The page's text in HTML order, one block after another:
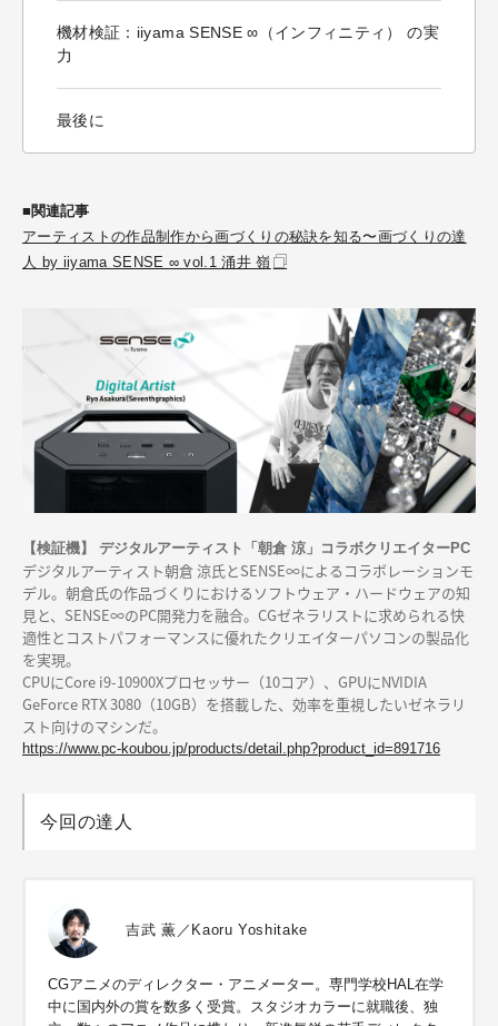
機材検証：iiyama SENSE ∞（インフィニティ） の実
力
最後に
■関連記事
アーティストの作品制作から画づくりの秘訣を知る〜画づくりの達
人 by iiyama SENSE ∞ vol.1 涌井 嶺
【検証機】 デジタルアーティスト「朝倉 涼」コラボクリエイターPC
デジタルアーティスト朝倉 涼氏とSENSE∞によるコラボレーションモ
デル。朝倉氏の作品づくりにおけるソフトウェア・ハードウェアの知
見と、SENSE∞のPC開発力を融合。CGゼネラリストに求められる快
適性とコストパフォーマンスに優れたクリエイターパソコンの製品化
を実現。
CPUにCore i9-10900Xプロセッサー（10コア）、GPUにNVIDIA
GeForce RTX 3080（10GB）を搭載した、効率を重視したいゼネラリ
スト向けのマシンだ。
https://www.pc-koubou.jp/products/detail.php?product_id=891716
今回の達人
吉武 薫／Kaoru Yoshitake
CGアニメのディレクター・アニメーター。専門学校HAL在学
中に国内外の賞を数多く受賞。スタジオカラーに就職後、独